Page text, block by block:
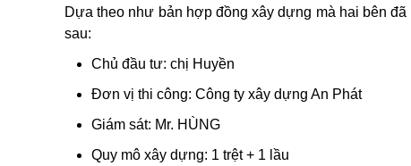
Dựa theo như bản hợp đồng xây dựng mà hai bên
sau:
Chủ đầu tư: chị Huyền
Đơn vị thi công: Công ty xây dựng An Phát
Giám sát: Mr. HÙNG
Quy mô xây dựng: 1 trệt + 1 lầu